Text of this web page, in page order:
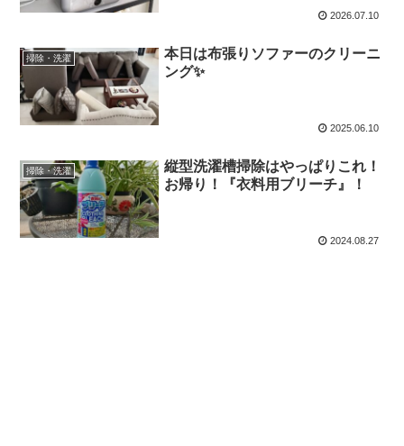
2026.07.10
掃除・洗濯
本日は布張りソファーのクリーニ
ング✨️
2025.06.10
掃除・洗濯
縦型洗濯槽掃除はやっぱりこれ！
お帰り！『衣料用ブリーチ』！
2024.08.27